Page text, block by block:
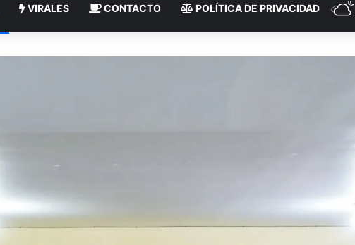
VIRALES CONTACTO POLÍTICA DE PRIVACIDAD